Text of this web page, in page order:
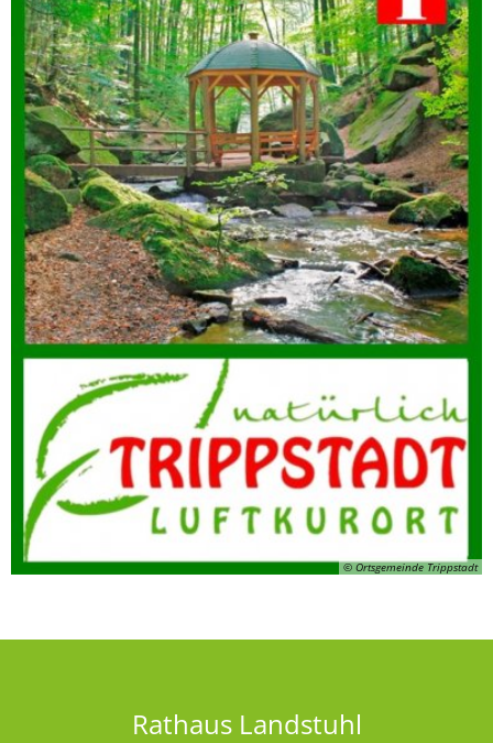
© Ortsgemeinde Trippstadt
Rathaus Landstuhl